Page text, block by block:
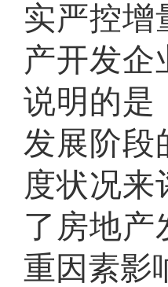
实严控增
产开发企
说明的是
发展阶段
度状况来
了房地产
重因素影